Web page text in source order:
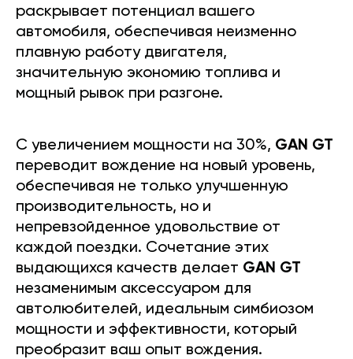
раскрывает потенциал вашего
автомобиля, обеспечивая неизменно
плавную работу двигателя,
значительную экономию топлива и
мощный рывок при разгоне.
С увеличением мощности на 30%, GAN GT
переводит вождение на новый уровень,
обеспечивая не только улучшенную
производительность, но и
непревзойденное удовольствие от
каждой поездки. Сочетание этих
выдающихся качеств делает GAN GT
незаменимым аксессуаром для
автолюбителей, идеальным симбиозом
мощности и эффективности, который
преобразит ваш опыт вождения.